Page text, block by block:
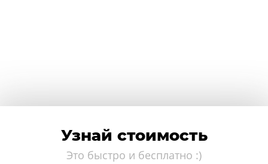
Узнай стоимость
Это быстро и бесплатно :)